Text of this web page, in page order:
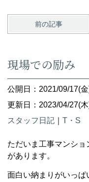
前の記事
現場での励み
公開日：2021/09/17(
更新日：2023/04/27(
スタッフ日記
T・S
ただいま工事マンシ
があります。
面白い納まりがいっぱ